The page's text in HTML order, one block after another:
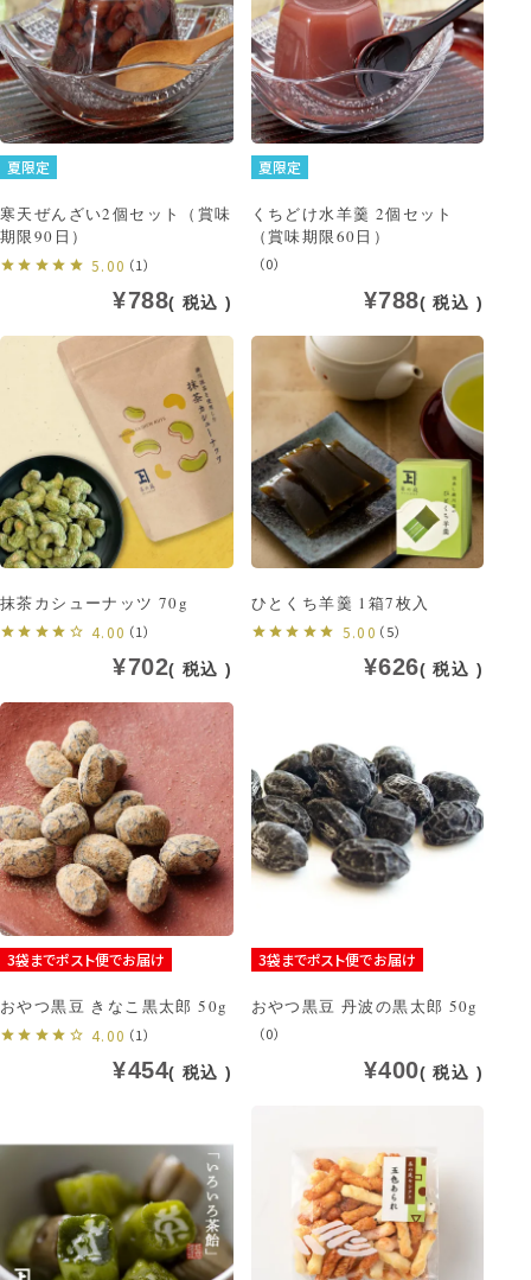
夏限定
寒天ぜんざい2個セット（賞味
期限90日）
5.00 （1）
¥788 税込
夏限定
くちどけ水羊羹 2個セット
（賞味期限60日）
（0）
¥788 税込
抹茶カシューナッツ 70g
4.00 （1）
¥702 税込
ひとくち羊羹 1箱7枚入
5.00 （5）
¥626 税込
3袋までポスト便でお届け
おやつ黒豆 きなこ黒太郎 50g
4.00 （1）
¥454 税込
3袋までポスト便でお届け
おやつ黒豆 丹波の黒太郎 50g
（0）
¥400 税込